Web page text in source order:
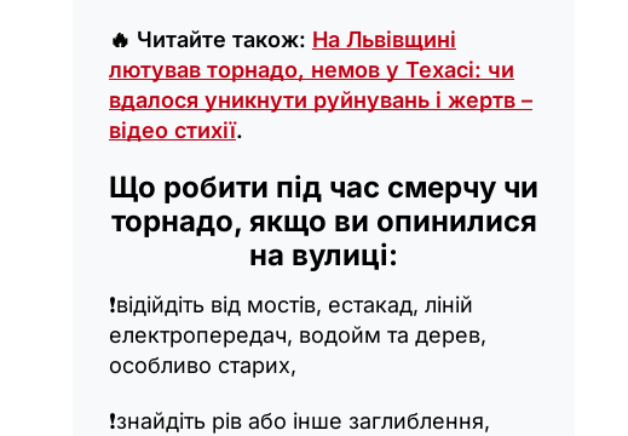
🔥 Читайте також: На Львівщині
лютував торнадо, немов у Техасі: чи
вдалося уникнути руйнувань і жертв –
відео стихії.
Що робити під час смерчу чи
торнадо, якщо ви опинилися
на вулиці:
❗️відійдіть від мостів, естакад, ліній
електропередач, водойм та дерев,
особливо старих,
❗️знайдіть рів або інше заглиблення,